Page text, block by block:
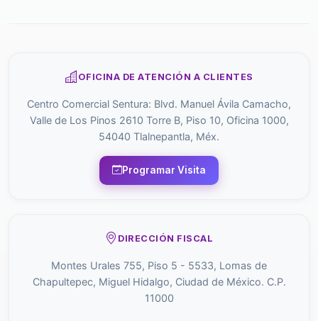
OFICINA DE ATENCIÓN A CLIENTES
Centro Comercial Sentura: Blvd. Manuel Ávila Camacho,
Valle de Los Pinos 2610 Torre B, Piso 10, Oficina 1000,
54040 Tlalnepantla, Méx.
Programar Visita
DIRECCIÓN FISCAL
Montes Urales 755, Piso 5 - 5533, Lomas de
Chapultepec, Miguel Hidalgo, Ciudad de México. C.P.
11000